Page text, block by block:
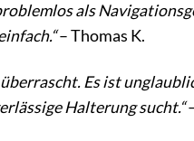
als
– Thomas K.
Es ist
Halterung sucht.“